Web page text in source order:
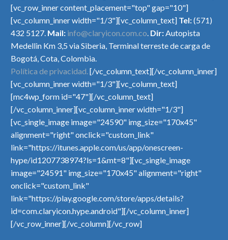
WEB PROJECT
(DEMO)
Creative portfolio page for
creative brains
PHOTOGRAPHY
DARK (DEMO)
Dark template for stunning
photography portfolio page
[vc_row_inner content_placement="top" gap="10"]
[vc_column_inner width="1/3"][vc_column_text] Tel:(571)
432 5127. Mail: info@claryicon.com.co. Dir:Autopista
Medellin Km 3,5 via Siberia, Terminal terreste de carga de
Bogotá, Cota, Colombia.
Política de privacidad.[/vc_column_text][/vc_column_inner]
[vc_column_inner width="1/3"][vc_column_text]
[mc4wp_form id="47"][/vc_column_text]
[/vc_column_inner][vc_column_inner width="1/3"]
[vc_single_image image="24590" img_size="170x45"
alignment="right" onclick="custom_link"
link="https://itunes.apple.com/us/app/onescreen-
hype/id1207738974?ls=1&mt=8"][vc_single_image
image="24591" img_size="170x45" alignment="right"
onclick="custom_link"
link="https://play.google.com/store/apps/details?
id=com.claryicon.hype.android"][/vc_column_inner]
[/vc_row_inner][/vc_column][/vc_row]